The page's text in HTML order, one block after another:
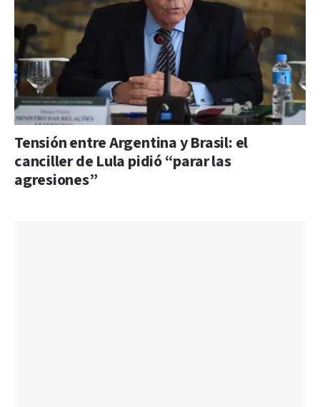
Tensión entre Argentina y Brasil: el
canciller de Lula pidió “parar las
agresiones”